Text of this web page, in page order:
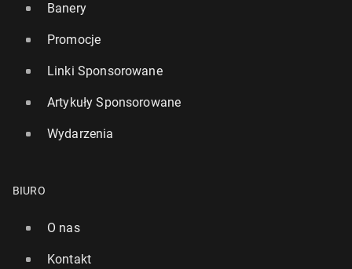
PŚ w skokach: Piątka za­wod­ni­ków na Wil­lin­gen
Banery
Promocje
Linki Sponsorowane
Artykuły Sponsorowane
Wydarzenia
BIURO
O nas
Kontakt